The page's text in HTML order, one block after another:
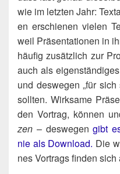
wie im letz­ten Jahr:
en erschie­nen vie­len
weil Prä­sen­ta­tio­nen in
häu­fig zusätz­lich zur
auch als
und des­we­gen „für
soll­ten. Wirk­sa­me
den Vor­trag, kön­nen
zen – des­we­gengibt
nie als Down­load. Die
nes Vor­trags fin­den